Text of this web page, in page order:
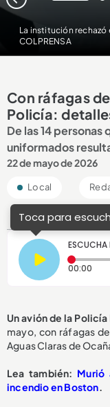
La institución rechazó
COLPRENSA
Con ráfagas
Policía:
De las 14
uniformados
22 de mayo de 2026
Local
Toca para
ESCUCHA
00:00
Un avión de la
mayo, con ráfagas
Aguas Claras de
Lea también: Murió
incendio en Boston.